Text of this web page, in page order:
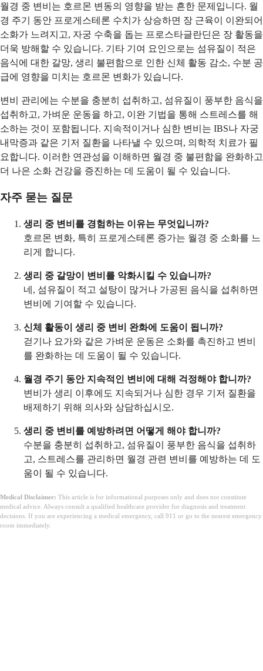
월경 중 변비는 호르몬 변동의 영향을 받는 흔한 문제입니다. 월
경 주기 동안 프로게스테론 수치가 상승하면 장 근육이 이완되어
소화가 느려지고, 자궁 수축을 돕는 프로스타글란딘은 장 활동을
더욱 방해할 수 있습니다. 기타 기여 요인으로는 섬유질이 적은
음식에 대한 갈망, 생리 불편함으로 인한 신체 활동 감소, 수분 공
급에 영향을 미치는 호르몬 변화가 있습니다.
변비 관리에는 수분을 충분히 섭취하고, 섬유질이 풍부한 음식을
섭취하고, 가벼운 운동을 하고, 이완 기법을 통해 스트레스를 해
소하는 것이 포함됩니다. 지속적이거나 심한 변비는 IBS나 자궁
내막증과 같은 기저 질환을 나타낼 수 있으며, 의학적 치료가 필
요합니다. 이러한 연관성을 이해하면 월경 중 불편함을 완화하고
더 나은 소화 건강을 증진하는 데 도움이 될 수 있습니다.
자주 묻는 질문
생리 중 변비를 경험하는 이유는 무엇입니까?
호르몬 변화, 특히 프로게스테론 증가는 월경 중 소화를 느
리게 합니다.
생리 중 갈망이 변비를 악화시킬 수 있습니까?
네, 섬유질이 적고 설탕이 많거나 가공된 음식을 섭취하면
변비에 기여할 수 있습니다.
신체 활동이 생리 중 변비 완화에 도움이 됩니까?
걷기나 요가와 같은 가벼운 운동은 소화를 촉진하고 변비
를 완화하는 데 도움이 될 수 있습니다.
월경 주기 동안 지속적인 변비에 대해 걱정해야 합니까?
변비가 생리 이후에도 지속되거나 심한 경우 기저 질환을
배제하기 위해 의사와 상담하십시오.
생리 중 변비를 예방하려면 어떻게 해야 합니까?
수분을 충분히 섭취하고, 섬유질이 풍부한 음식을 섭취하
고, 스트레스를 관리하면 월경 관련 변비를 예방하는 데 도
움이 될 수 있습니다.
Medical Disclaimer: This article is for informational purposes only and does not constitute
medical advice. Always consult a qualified healthcare provider for diagnosis and treatment
decisions. If you are experiencing a medical emergency, call 911 or go to the nearest emergency
room immediately.